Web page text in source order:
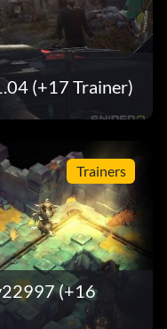
(+17 Trainer)
Trainers
(+16